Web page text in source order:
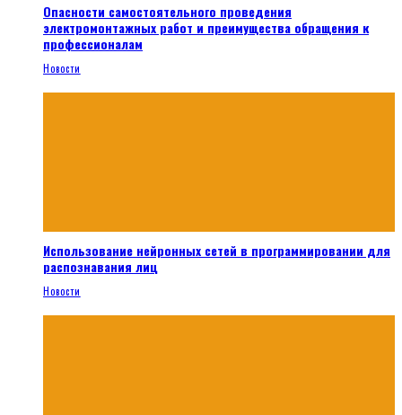
Опасности самостоятельного проведения
электромонтажных работ и преимущества обращения к
профессионалам
Новости
Использование нейронных сетей в программировании для
распознавания лиц
Новости